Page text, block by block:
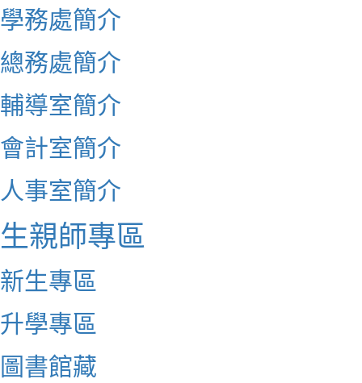
學務處簡介
總務處簡介
輔導室簡介
會計室簡介
人事室簡介
生親師專區
新生專區
升學專區
圖書館藏